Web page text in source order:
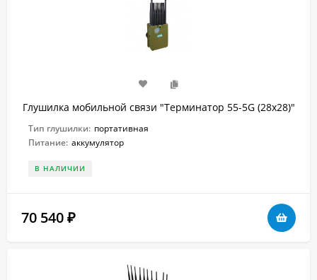
Глушилка мобильной связи "Терминатор 55-5G (28х28)"
Тип глушилки: портативная
Питание: аккумулятор
В НАЛИЧИИ
70 540 ₽